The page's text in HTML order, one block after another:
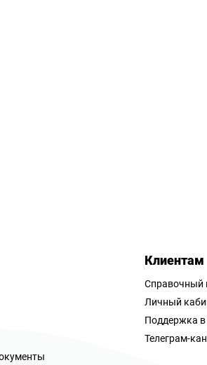
Клиентам
Справочный
Личный
Поддержка в
Телеграм-